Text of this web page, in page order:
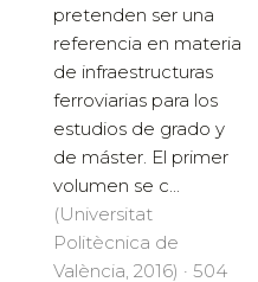
pretenden ser una
referencia en materia
de infraestructuras
ferroviarias para los
estudios de grado y
de máster. El primer
volumen se c...
(Universitat
Politècnica de
València, 2016) · 504